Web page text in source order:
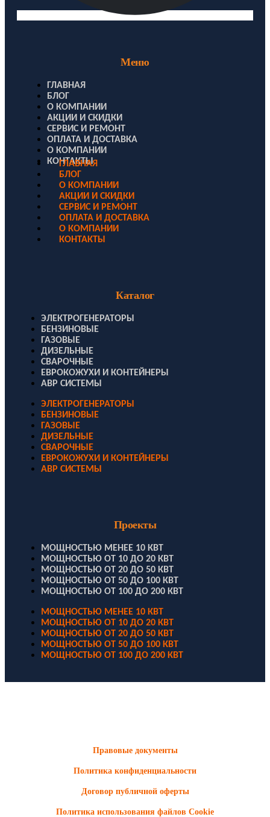
Меню
ГЛАВНАЯ
БЛОГ
О КОМПАНИИ
АКЦИИ И СКИДКИ
СЕРВИС И РЕМОНТ
ОПЛАТА И ДОСТАВКА
О КОМПАНИИ
КОНТАКТЫ
ГЛАВНАЯ
БЛОГ
О КОМПАНИИ
АКЦИИ И СКИДКИ
СЕРВИС И РЕМОНТ
ОПЛАТА И ДОСТАВКА
О КОМПАНИИ
КОНТАКТЫ
Каталог
ЭЛЕКТРОГЕНЕРАТОРЫ
БЕНЗИНОВЫЕ
ГАЗОВЫЕ
ДИЗЕЛЬНЫЕ
СВАРОЧНЫЕ
ЕВРОКОЖУХИ И КОНТЕЙНЕРЫ
АВР СИСТЕМЫ
ЭЛЕКТРОГЕНЕРАТОРЫ
БЕНЗИНОВЫЕ
ГАЗОВЫЕ
ДИЗЕЛЬНЫЕ
СВАРОЧНЫЕ
ЕВРОКОЖУХИ И КОНТЕЙНЕРЫ
АВР СИСТЕМЫ
Проекты
МОЩНОСТЬЮ МЕНЕЕ 10 КВТ
МОЩНОСТЬЮ ОТ 10 ДО 20 КВТ
МОЩНОСТЬЮ ОТ 20 ДО 50 КВТ
МОЩНОСТЬЮ ОТ 50 ДО 100 КВТ
МОЩНОСТЬЮ ОТ 100 ДО 200 КВТ
МОЩНОСТЬЮ МЕНЕЕ 10 КВТ
МОЩНОСТЬЮ ОТ 10 ДО 20 КВТ
МОЩНОСТЬЮ ОТ 20 ДО 50 КВТ
МОЩНОСТЬЮ ОТ 50 ДО 100 КВТ
МОЩНОСТЬЮ ОТ 100 ДО 200 КВТ
Правовые документы
Политика конфиденциальности
Договор публичной оферты
Политика использования файлов Cookie